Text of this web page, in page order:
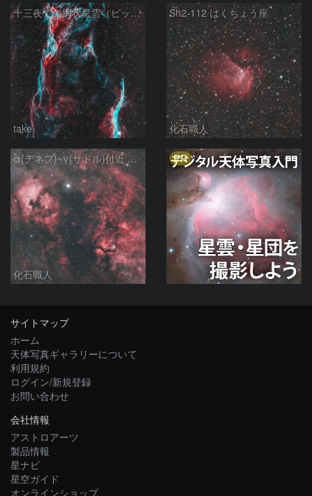
十三夜での網状星雲（ピッカリングの三角）
take
Sh2-112 はくちょう座
化石職人
α(デネブ)~γ(サドル)付近 NGC7000 北アメリカ星雲 IC5067~5070 ペリカン星雲 はくちょう座
化石職人
PR
サイトマップ
ホーム
天体写真ギャラリーについて
利用規約
ログイン/新規登録
お問い合わせ
会社情報
アストロアーツ
製品情報
星ナビ
星空ガイド
オンラインショップ